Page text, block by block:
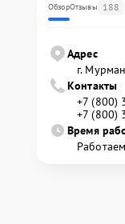
ОбзорОтзывы 188
Адрес
г.
Контакты
+7 (800)
+7 (800)
Время